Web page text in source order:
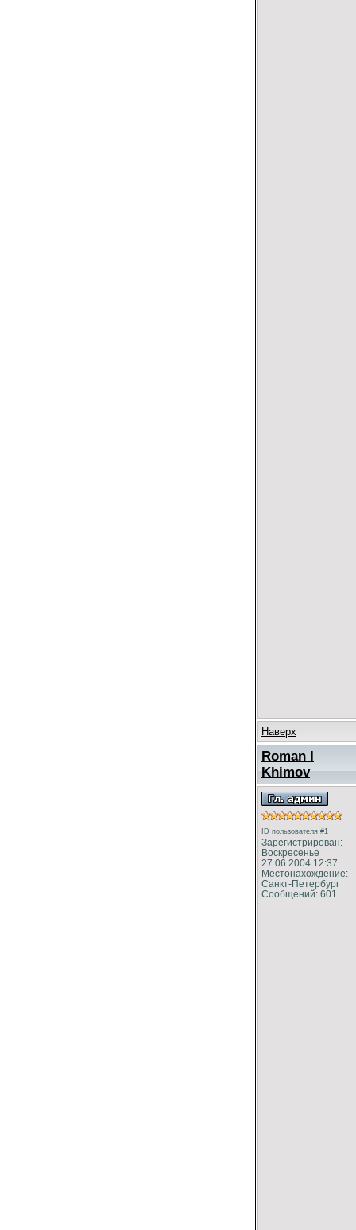
Наверх
Roman I
Khimov
ID пользователя #1
Зарегистрирован:
Воскресенье
27.06.2004 12:37
Местонахождение:
Санкт-Петербург
Сообщений: 601